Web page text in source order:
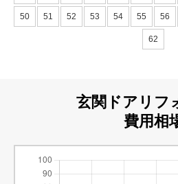
50 51 52 53 54 55 56
62
玄関ドアリフ
費用相